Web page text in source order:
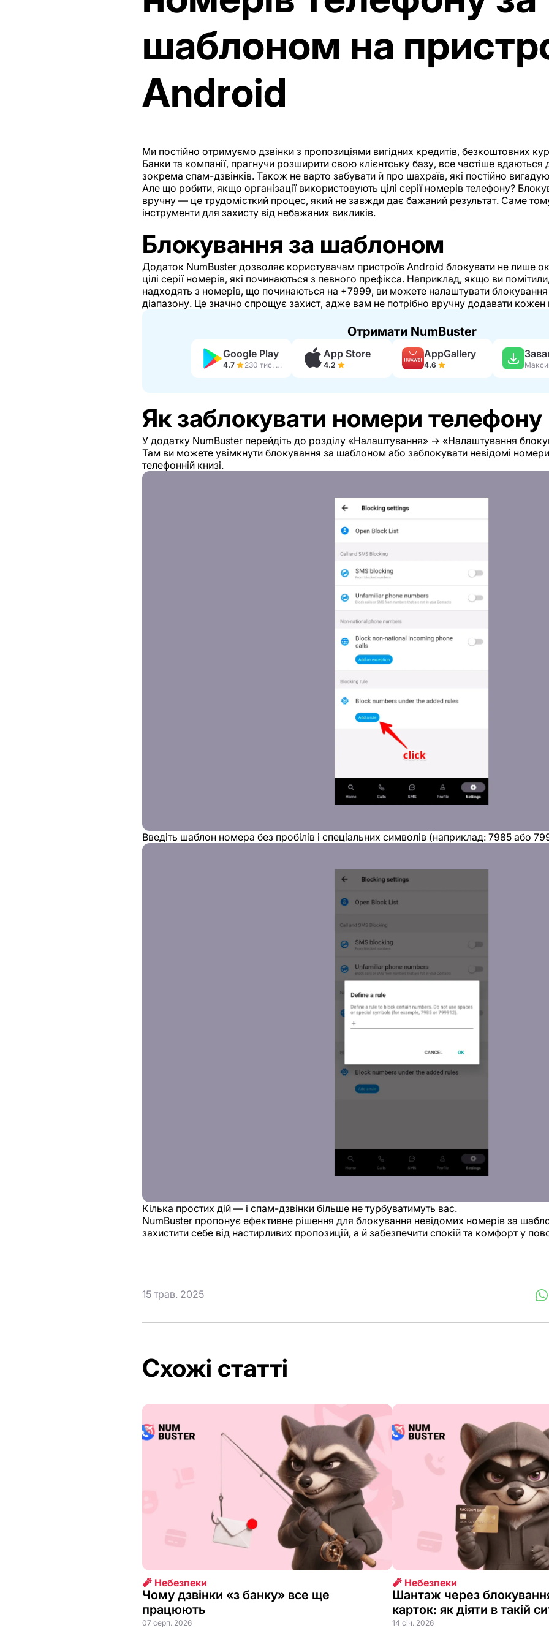
шаблоном на
Android
Ми постійно отримуємо дзвінки з пропозиціями вигідних кредитів, безкоштовних
Банки та компанії, прагнучи розширити свою клієнтську базу, все частіше
зокрема спам-дзвінків. Також не варто забувати й про шахраїв, які постійно
Але що робити, якщо організації використовують цілі серії номерів телефону?
вручну — це трудомісткий процес, який не завжди дає бажаний результат. Саме тому
інструменти для захисту від небажаних викликів.
Блокування за шаблоном
Додаток NumBuster дозволяє користувачам пристроїв Android блокувати не лише
цілі серії номерів, які починаються з певного префікса. Наприклад, якщо ви
надходять з номерів, що починаються на +7999, ви можете налаштувати
діапазону. Це значно спрощує захист, адже вам не потрібно вручну додавати
Отримати NumBuster
Google Play
4.7 230 тис. відгуків
App Store
4.2
AppGallery
4.6
Як заблокувати номери
У додатку NumBuster перейдіть до розділу «Налаштування» → «Налаштування
Там ви можете увімкнути блокування за шаблоном або заблокувати невідомі
телефонній книзі.
Введіть шаблон номера без пробілів і спеціальних символів (наприклад: 7985 або
Кілька простих дій — і спам-дзвінки більше не турбуватимуть вас.
NumBuster пропонує ефективне рішення для блокування невідомих номерів за
захистити себе від настирливих пропозицій, а й забезпечити спокій та комфорт у
15 трав. 2025
Схожі статті
🧨 Небезпеки
Чому дзвінки «з банку» все ще
працюють
07 серп. 2026
🧨 Небезпеки
Шантаж через
карток: як діяти в такій
14 січ. 2026